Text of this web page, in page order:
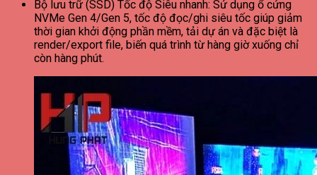
Bộ lưu trữ (SSD) Tốc độ Siêu nhanh: Sử dụng ổ cứng
NVMe Gen 4/Gen 5, tốc độ đọc/ghi siêu tốc giúp giảm
thời gian khởi động phần mềm, tải dự án và đặc biệt là
render/export file, biến quá trình từ hàng giờ xuống chỉ
còn hàng phút.